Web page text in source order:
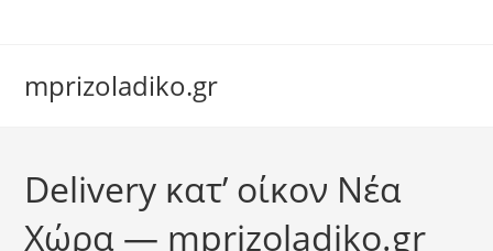
mprizoladiko.gr
Delivery κατ’ οίκον Νέα
Χώρα — mprizoladiko.gr
Συνήθως απαντάμε αμέσως